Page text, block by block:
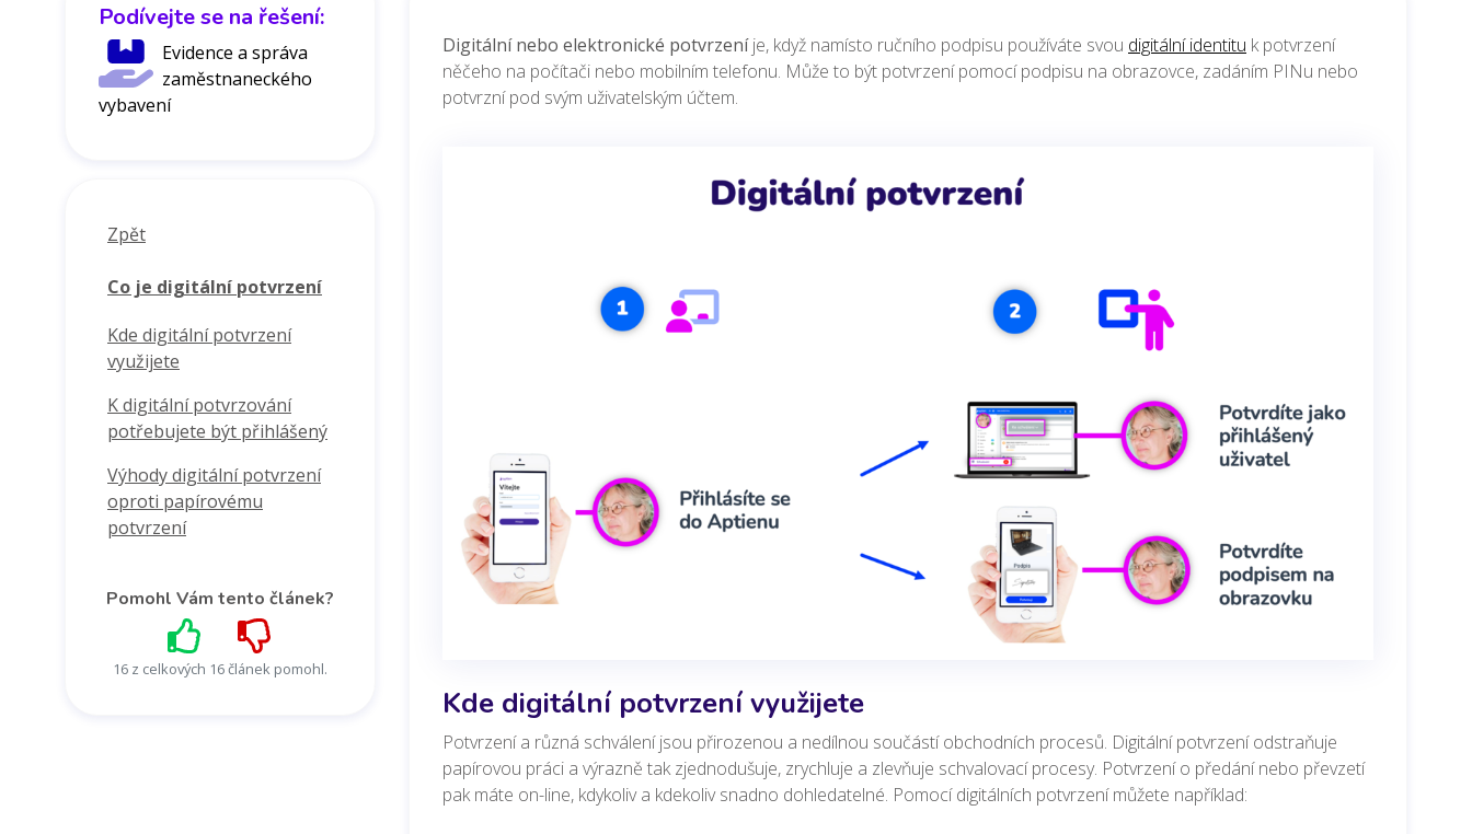
Podívejte se na řešení:
Evidence a správa
zaměstnaneckého
vybavení
Zpět
Co je digitální potvrzení
Kde digitální potvrzení
využijete
K digitální potvrzování
potřebujete být přihlášený
Výhody digitální potvrzení
oproti papírovému
potvrzení
Pomohl Vám tento článek?
16 z celkových 16 článek pomohl.
Digitální nebo elektronické potvrzeníje, když namísto ručního podpisu používáte svou digitální identitu k potvrzení
něčeho na počítači nebo mobilním telefonu. Může to být potvrzení pomocí podpisu na obrazovce, zadáním PINu nebo
potvrzní pod svým uživatelským účtem.
Kde digitální potvrzení využijete
Potvrzení a různá schválení jsou přirozenou a nedílnou součástí obchodních procesů. Digitální potvrzení odstraňuje
papírovou práci a výrazně tak zjednodušuje, zrychluje a zlevňuje schvalovací procesy. Potvrzení o předání nebo převzetí
pak máte on-line, kdykoliv a kdekoliv snadno dohledatelné. Pomocí digitálních potvrzení můžete například: